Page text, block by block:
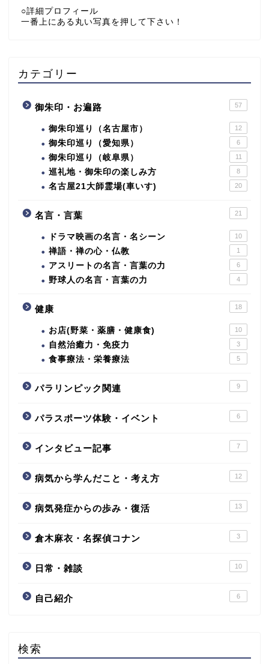
○詳細プロフィール
一番上にある丸い写真を押して下さい！
カテゴリー
御朱印・お遍路 57
御朱印巡り（名古屋市） 12
御朱印巡り（愛知県） 6
御朱印巡り（岐阜県） 11
巡礼地・御朱印の楽しみ方 8
名古屋21大師霊場(車いす) 20
名言・言葉 21
ドラマ映画の名言・名シーン 10
禅語・禅の心・仏教 1
アスリートの名言・言葉の力 6
野球人の名言・言葉の力 4
健康 18
お店(野菜・薬膳・健康食) 10
自然治癒力・免疫力 3
食事療法・栄養療法 5
パラリンピック関連 9
パラスポーツ体験・イベント 6
インタビュー記事 7
病気から学んだこと・考え方 12
病気発症からの歩み・復活 13
倉木麻衣・名探偵コナン 3
日常・雑談 10
自己紹介 6
検索